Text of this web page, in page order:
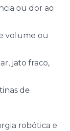
ou dor ao
volume ou
jato fraco,
de
robótica e